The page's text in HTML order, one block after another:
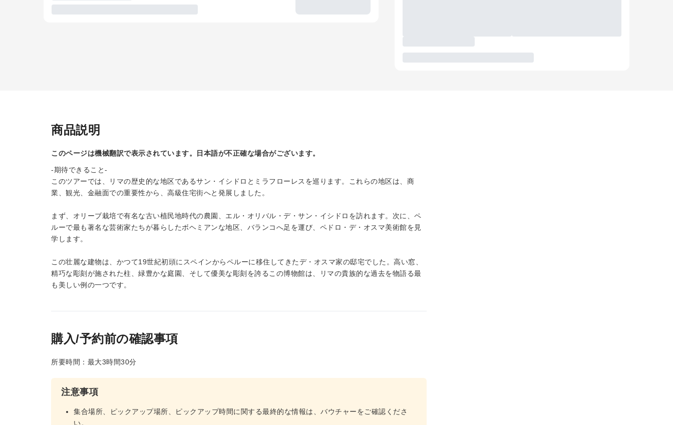
商品説明
このページは機械翻訳で表示されています。日本語が不正確な場合がございます。
-期待できること-
このツアーでは、リマの歴史的な地区であるサン・イシドロとミラフローレスを巡ります。これらの地区は、商
業、観光、金融面での重要性から、高級住宅街へと発展しました。
まず、オリーブ栽培で有名な古い植民地時代の農園、エル・オリバル・デ・サン・イシドロを訪れます。次に、ペ
ルーで最も著名な芸術家たちが暮らしたボヘミアンな地区、バランコへ足を運び、ペドロ・デ・オスマ美術館を見
学します。
この壮麗な建物は、かつて19世紀初頭にスペインからペルーに移住してきたデ・オスマ家の邸宅でした。高い窓、
精巧な彫刻が施された柱、緑豊かな庭園、そして優美な彫刻を誇るこの博物館は、リマの貴族的な過去を物語る最
も美しい例の一つです。
購入/予約前の確認事項
所要時間：最大3時間30分
注意事項
集合場所、ピックアップ場所、ピックアップ時間に関する最終的な情報は、バウチャーをご確認くださ
い。